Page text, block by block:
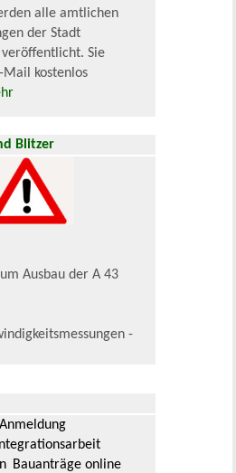
alle amtlichen
der Stadt
veröffentlicht. Sie
Mail kostenlos
Blitzer
Ausbau der A 43
-
Anmeldung
Bauanträge online